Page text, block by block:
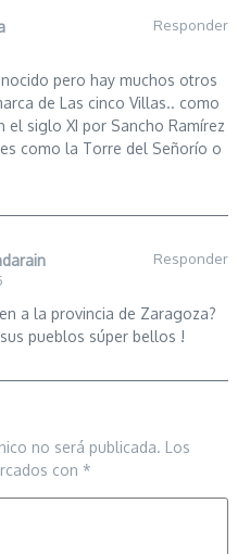
Responder
pero hay muchos otros
de Las cinco Villas.. como
el siglo XI por Sancho Ramírez
como la Torre del Señorío o
Responder
a la provincia de Zaragoza?
pueblos súper bellos !
no será publicada. Los
con *